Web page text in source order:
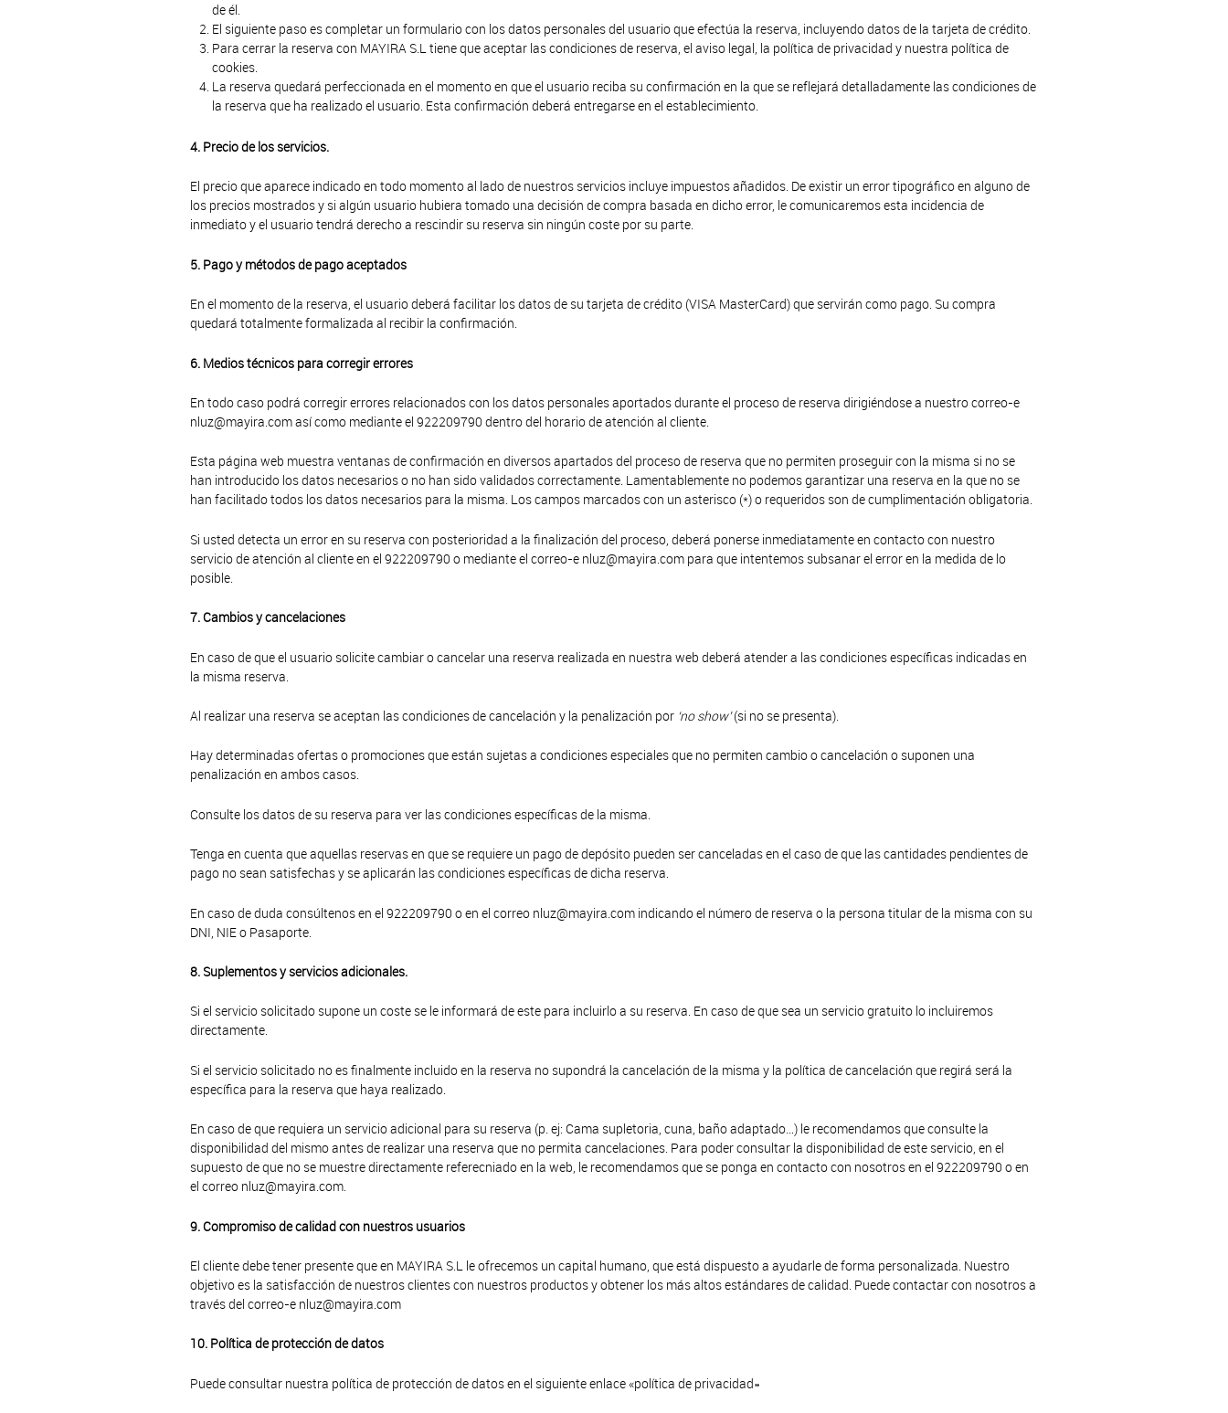
de él.
El siguiente paso es completar un formulario con los datos personales del usuario que efectúa la reserva, incluyendo datos de la tarjeta de crédito.
Para cerrar la reserva con MAYIRA S.L tiene que aceptar las condiciones de reserva, el aviso legal, la política de privacidad y nuestra política de
cookies.
La reserva quedará perfeccionada en el momento en que el usuario reciba su confirmación en la que se reflejará detalladamente las condiciones de
la reserva que ha realizado el usuario. Esta confirmación deberá entregarse en el establecimiento.
4. Precio de los servicios.
El precio que aparece indicado en todo momento al lado de nuestros servicios incluye impuestos añadidos. De existir un error tipográfico en alguno de
los precios mostrados y si algún usuario hubiera tomado una decisión de compra basada en dicho error, le comunicaremos esta incidencia de
inmediato y el usuario tendrá derecho a rescindir su reserva sin ningún coste por su parte.
5. Pago y métodos de pago aceptados
En el momento de la reserva, el usuario deberá facilitar los datos de su tarjeta de crédito (VISA MasterCard) que servirán como pago. Su compra
quedará totalmente formalizada al recibir la confirmación.
6. Medios técnicos para corregir errores
En todo caso podrá corregir errores relacionados con los datos personales aportados durante el proceso de reserva dirigiéndose a nuestro correo-e
nluz@mayira.com así como mediante el 922209790 dentro del horario de atención al cliente.
Esta página web muestra ventanas de confirmación en diversos apartados del proceso de reserva que no permiten proseguir con la misma si no se
han introducido los datos necesarios o no han sido validados correctamente. Lamentablemente no podemos garantizar una reserva en la que no se
han facilitado todos los datos necesarios para la misma. Los campos marcados con un asterisco (*) o requeridos son de cumplimentación obligatoria.
Si usted detecta un error en su reserva con posterioridad a la finalización del proceso, deberá ponerse inmediatamente en contacto con nuestro
servicio de atención al cliente en el 922209790 o mediante el correo-e nluz@mayira.com para que intentemos subsanar el error en la medida de lo
posible.
7. Cambios y cancelaciones
En caso de que el usuario solicite cambiar o cancelar una reserva realizada en nuestra web deberá atender a las condiciones específicas indicadas en
la misma reserva.
Al realizar una reserva se aceptan las condiciones de cancelación y la penalización por ‘no show’(si no se presenta).
Hay determinadas ofertas o promociones que están sujetas a condiciones especiales que no permiten cambio o cancelación o suponen una
penalización en ambos casos.
Consulte los datos de su reserva para ver las condiciones específicas de la misma.
Tenga en cuenta que aquellas reservas en que se requiere un pago de depósito pueden ser canceladas en el caso de que las cantidades pendientes de
pago no sean satisfechas y se aplicarán las condiciones específicas de dicha reserva.
En caso de duda consúltenos en el 922209790 o en el correo nluz@mayira.com indicando el número de reserva o la persona titular de la misma con su
DNI, NIE o Pasaporte.
8. Suplementos y servicios adicionales.
Si el servicio solicitado supone un coste se le informará de este para incluirlo a su reserva. En caso de que sea un servicio gratuito lo incluiremos
directamente.
Si el servicio solicitado no es finalmente incluido en la reserva no supondrá la cancelación de la misma y la política de cancelación que regirá será la
específica para la reserva que haya realizado.
En caso de que requiera un servicio adicional para su reserva (p. ej: Cama supletoria, cuna, baño adaptado…) le recomendamos que consulte la
disponibilidad del mismo antes de realizar una reserva que no permita cancelaciones. Para poder consultar la disponibilidad de este servicio, en el
supuesto de que no se muestre directamente referecniado en la web, le recomendamos que se ponga en contacto con nosotros en el 922209790 o en
el correo nluz@mayira.com.
9. Compromiso de calidad con nuestros usuarios
El cliente debe tener presente que en MAYIRA S.L le ofrecemos un capital humano, que está dispuesto a ayudarle de forma personalizada. Nuestro
objetivo es la satisfacción de nuestros clientes con nuestros productos y obtener los más altos estándares de calidad. Puede contactar con nosotros a
través del correo-e nluz@mayira.com
10. Política de protección de datos
Puede consultar nuestra política de protección de datos en el siguiente enlace «política de privacidad»